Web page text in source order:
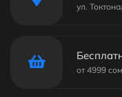
ул.
от 4999 сом